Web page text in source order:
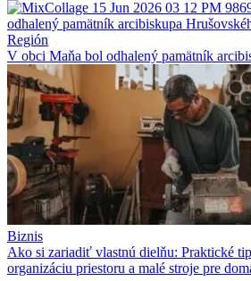
Región
V obci Maňa bol odhalený pamätník
Biznis
Ako si zariadiť vlastnú dielňu: Praktické
organizáciu priestoru a malé stroje pre